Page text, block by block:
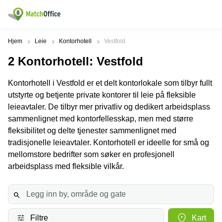
Leie/utleie
Produktsider
Kontor
Kontorfellesskap
Kontorhoteller
kontor
Lager
Populære
Næringslokaler
til leie Oslo
Kontorhotell
Oslo
Coworking
Oslo
Oslo
Leie
møterom
Populære
Innspurten
11 Oslo
Hoffsveien
1 Oslo
Henrik
Ibsens
gate
Nedre
Slottsgate
4m Oslo
Hjelp
Om oss
Opprett annonse
Pris
Logg inn
Hjem Leie Kontorhotell Vestfold
2 Kontorhotell: Vestfold
Kontorhotell i Vestfold er et delt kontorlokale som tilbyr fullt
utstyrte og betjente private kontorer til leie på fleksible
leieavtaler. De tilbyr mer privatliv og dedikert arbeidsplass
sammenlignet med kontorfellesskap, men med større
fleksibilitet og delte tjenester sammenlignet med
tradisjonelle leieavtaler. Kontorhotell er ideelle for små og
mellomstore bedrifter som søker en profesjonell
arbeidsplass med fleksible vilkår.
Filtre Kart